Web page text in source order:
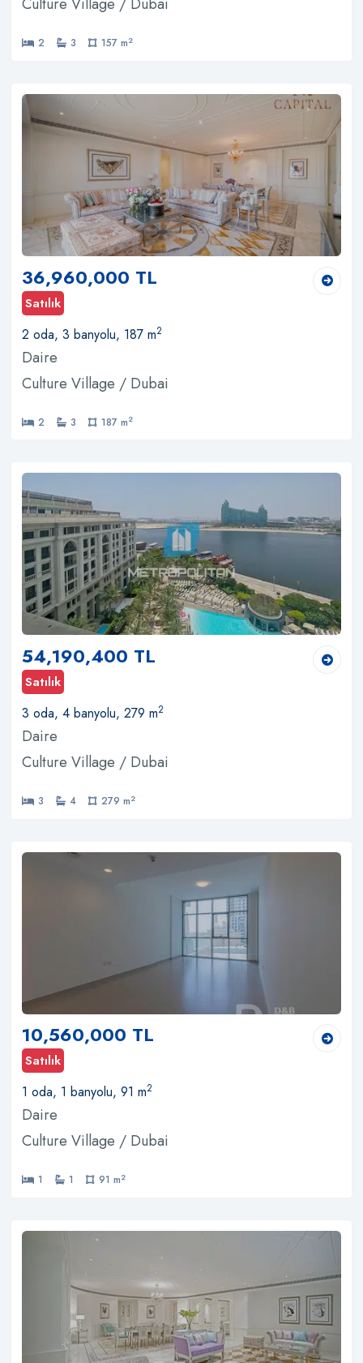
Culture Village / Dubai
2 3 157 m2
36,960,000 TL
Satılık
2 oda, 3 banyolu, 187 m2
Daire
Culture Village / Dubai
2 3 187 m2
54,190,400 TL
Satılık
3 oda, 4 banyolu, 279 m2
Daire
Culture Village / Dubai
3 4 279 m2
10,560,000 TL
Satılık
1 oda, 1 banyolu, 91 m2
Daire
Culture Village / Dubai
1 1 91 m2